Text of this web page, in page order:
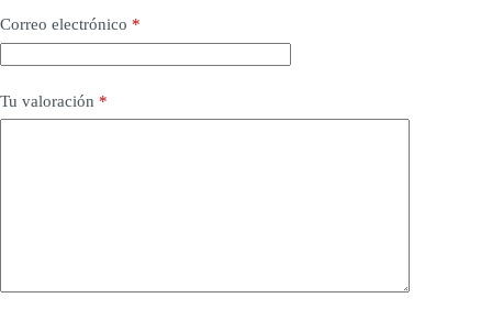
Correo electrónico *
Tu valoración *